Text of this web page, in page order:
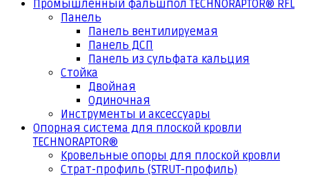
Промышленный фальшпол TECHNORAPTOR® RFL
Панель
Панель вентилируемая
Панель ДСП
Панель из сульфата кальция
Стойка
Двойная
Одиночная
Инструменты и аксессуары
Опорная система для плоской кровли
TECHNORAPTOR®
Кровельные опоры для плоской кровли
Страт-профиль (STRUT-профиль)